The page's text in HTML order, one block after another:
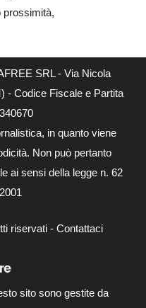
prossimità,
SRL - Via Nicola
- Codice Fiscale e Partita
in quanto viene
Non può pertanto
ai sensi della legge n. 62
riservati - Contattaci
sito sono gestite da